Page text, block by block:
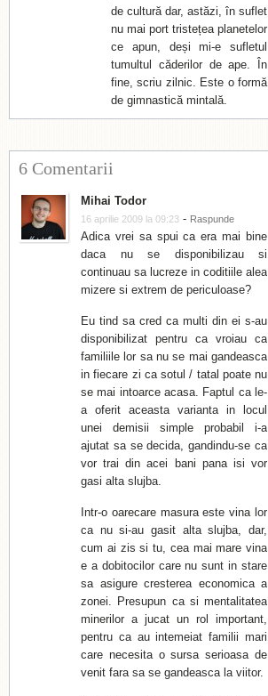
de cultură dar, astăzi, în suflet
nu mai port tristețea planetelor
ce apun, deși mi-e sufletul
tumultul căderilor de ape. În
fine, scriu zilnic. Este o formă
de gimnastică mintală.
6 Comentarii
Mihai Todor
16 aprilie 2009 la 09:23 - Raspunde
Adica vrei sa spui ca era mai bine
daca nu se disponibilizau si
continuau sa lucreze in coditiile alea
mizere si extrem de periculoase?
Eu tind sa cred ca multi din ei s-au
disponibilizat pentru ca vroiau ca
familiile lor sa nu se mai gandeasca
in fiecare zi ca sotul / tatal poate nu
se mai intoarce acasa. Faptul ca le-
a oferit aceasta varianta in locul
unei demisii simple probabil i-a
ajutat sa se decida, gandindu-se ca
vor trai din acei bani pana isi vor
gasi alta slujba.
Intr-o oarecare masura este vina lor
ca nu si-au gasit alta slujba, dar,
cum ai zis si tu, cea mai mare vina
e a dobitocilor care nu sunt in stare
sa asigure cresterea economica a
zonei. Presupun ca si mentalitatea
minerilor a jucat un rol important,
pentru ca au intemeiat familii mari
care necesita o sursa serioasa de
venit fara sa se gandeasca la viitor.